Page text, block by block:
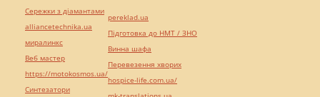
Сережки з діамантами
alliancetechnika.ua
миралинкс
Веб мастер
https://motokosmos.ua/
Синтезатори
pereklad.ua
Підготовка до НМТ / ЗНО
Винна шафа
Перевезення хворих
hospice-life.com.ua/